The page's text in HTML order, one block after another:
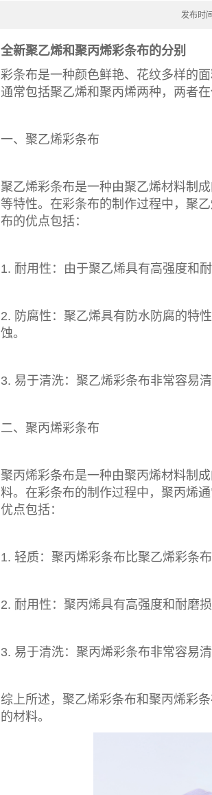
发布时
全新聚乙烯和聚丙烯彩条布的分别
彩条布是一种颜色鲜艳、花纹多样的
通常包括聚乙烯和聚丙烯两种，两者在
一、 聚乙烯彩条布
聚乙烯彩条布是一种由聚乙烯材料制
等特性。在彩条布的制作过程中，聚
布的优点包括：
1. 耐用性：由于聚乙烯具有高强度和
2. 防腐性：聚乙烯具有防水防腐的特
蚀。
3. 易于清洗：聚乙烯彩条布非常容易
二、聚丙烯彩条布
聚丙烯彩条布是一种由聚丙烯材料制
料。在彩条布的制作过程中，聚丙烯
优点包括：
1. 轻质：聚丙烯彩条布 比聚乙烯彩条
2. 耐用性：聚丙烯具有高强度和耐磨
3. 易于清洗：聚丙烯彩条布非常容易
综上所述，聚乙烯彩条布和聚丙烯彩
的材料。